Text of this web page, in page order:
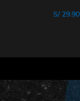
S/29.90